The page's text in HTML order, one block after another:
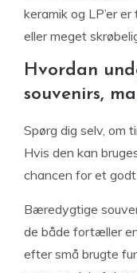
keramik og LP’er
eller meget
Hvordan
souvenirs,
Spørg dig selv, om
Hvis den kan
chancen for et godt
Bæredygtige
de både fortæller
efter små brugte